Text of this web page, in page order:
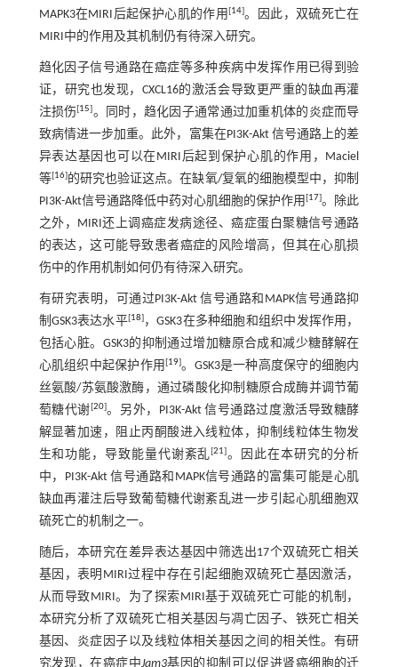
MAPK3在MIRI后起保护心肌的作用[14]。因此，双硫死亡在
MIRI中的作用及其机制仍有待深入研究。
趋化因子信号通路在癌症等多种疾病中发挥作用已得到验
证，研究也发现，CXCL16的激活会导致更严重的缺血再灌
注损伤[15]。同时，趋化因子通常通过加重机体的炎症而导
致病情进一步加重。此外，富集在PI3K-Akt 信号通路上的差
异表达基因也可以在MIRI后起到保护心肌的作用，Maciel
等[16]的研究也验证这点。在缺氧/复氧的细胞模型中，抑制
PI3K-Akt信号通路降低中药对心肌细胞的保护作用[17]。除此
之外，MIRI还上调癌症发病途径、癌症蛋白聚糖信号通路
的表达，这可能导致患者癌症的风险增高，但其在心肌损
伤中的作用机制如何仍有待深入研究。
有研究表明，可通过PI3K-Akt 信号通路和MAPK信号通路抑
制GSK3表达水平[18]，GSK3在多种细胞和组织中发挥作用，
包括心脏。GSK3的抑制通过增加糖原合成和减少糖酵解在
心肌组织中起保护作用[19]。GSK3是一种高度保守的细胞内
丝氨酸/苏氨酸激酶，通过磷酸化抑制糖原合成酶并调节葡
萄糖代谢[20]。另外，PI3K-Akt 信号通路过度激活导致糖酵
解显著加速，阻止丙酮酸进入线粒体，抑制线粒体生物发
生和功能，导致能量代谢紊乱[21]。因此在本研究的分析
中，PI3K-Akt 信号通路和MAPK信号通路的富集可能是心肌
缺血再灌注后导致葡萄糖代谢紊乱进一步引起心肌细胞双
硫死亡的机制之一。
随后，本研究在差异表达基因中筛选出17个双硫死亡相关
基因，表明MIRI过程中存在引起细胞双硫死亡基因激活，
从而导致MIRI。为了探索MIRI基于双硫死亡可能的机制，
本研究分析了双硫死亡相关基因与凋亡因子、铁死亡相关
基因、炎症因子以及线粒体相关基因之间的相关性。有研
究发现，在癌症中Jam3基因的抑制可以促进肾癌细胞的迁